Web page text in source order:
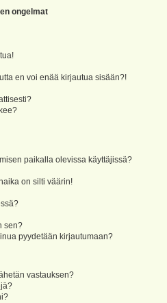
ongelmat
en voi enää kirjautua sisään?!
paikalla olevissa käyttäjissä?
on silti väärin!
sen?
pyydetään kirjautumaan?
vastauksen?